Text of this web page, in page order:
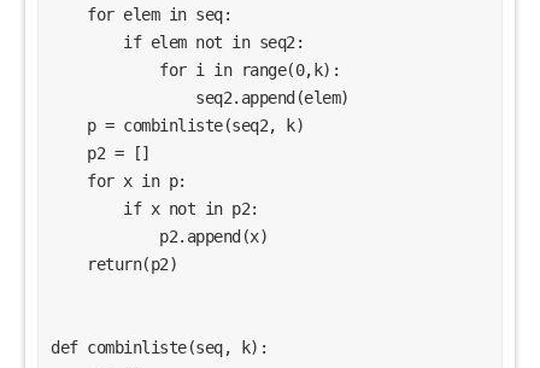
def combinliste(seq, k):